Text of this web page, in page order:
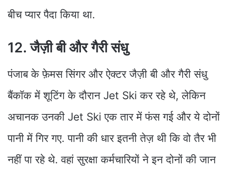
बीच प्यार पैदा किया था.
12. जैज़ी बी और गैरी संधु
पंजाब के फ़ेमस सिंगर और ऐक्टर जैज़ी बी और गैरी संधु
बैंकॉक में शूटिंग के दौरान Jet Ski कर रहे थे, लेकिन
अचानक उनकी Jet Ski एक तार में फंस गई और ये दोनों
पानी में गिर गए. पानी की धार इतनी तेज़ थी कि वो तैर भी
नहीं पा रहे थे. वहां सुरक्षा कर्मचारियों ने इन दोनों की जान